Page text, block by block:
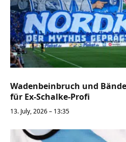
Wadenbeinbruch und
für Ex-Schalke-Profi
13. July, 2026 – 13:35